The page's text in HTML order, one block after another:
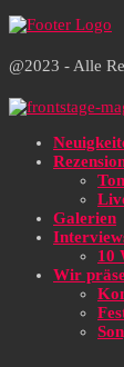
@2023 - Alle
Galerien
10
Wir